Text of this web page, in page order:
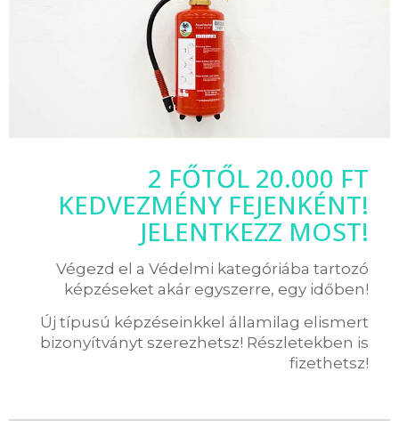
2 FŐTŐL 20.000 FT
KEDVEZMÉNY FEJENKÉNT!
JELENTKEZZ MOST!
Végezd el a Védelmi kategóriába tartozó
képzéseket akár egyszerre, egy időben!
Új típusú képzéseinkkel államilag elismert
bizonyítványt szerezhetsz! Részletekben is
fizethetsz!